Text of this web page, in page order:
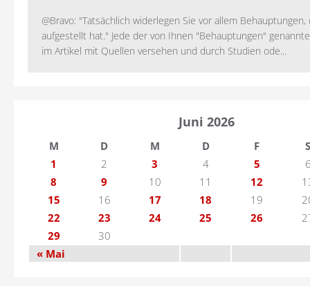
@Bravo: "Tatsächlich widerlegen Sie vor allem
aufgestellt hat." Jede der von Ihnen "Behauptungen"
im Artikel mit Quellen versehen und durch Studien ode...
Juni 2026
M D M D F
S
1
2 3 4 5
8
9 10 11 12
15
16 17 18 19
22
23 24 25 26
29
30
« Mai